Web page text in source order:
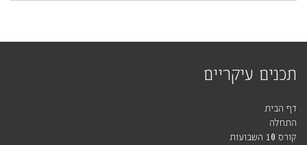
תכנים עיקריים
דף הבית
התחלה
קורס 10 השבועות